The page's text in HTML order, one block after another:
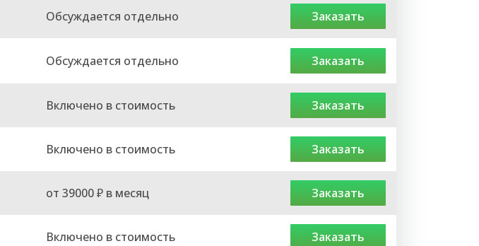
Обсуждается отдельно заказать
Обсуждается отдельно заказать
Включено в стоимость заказать
Включено в стоимость заказать
от 39000 ₽ в месяц заказать
Включено в стоимость заказать